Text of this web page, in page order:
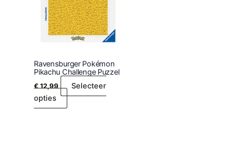
Ravensburger Pokémon
Pikachu Challenge Puzzel
€12,99
Selecteer
opties